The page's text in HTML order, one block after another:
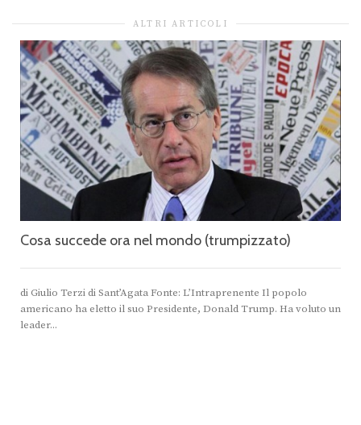
ALTRI ARTICOLI
Cosa succede ora nel mondo (trumpizzato)
di Giulio Terzi di Sant’Agata Fonte: L’Intraprenente Il popolo
americano ha eletto il suo Presidente, Donald Trump. Ha voluto un
leader...